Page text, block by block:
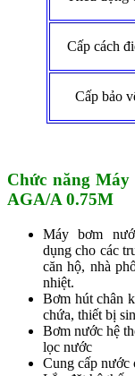
Cấp cách
Cấp bảo
Chức năng
AGA/A 0.75M
Máy bơm
dụng cho các
căn hộ, nhà
nhiệt.
Bơm hút chân
chứa, thiết bị
Bơm nước hệ
lọc nước
Cung cấp nước